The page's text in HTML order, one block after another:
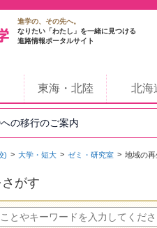
進学の、その先へ。
なりたい「わたし」を一緒に見つける
進路情報ポータルサイト
東海・北陸 北海
の移行のご案内
) 大学・短大 ゼミ・研究室 地域の
さがす